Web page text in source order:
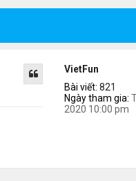
VietFun
Bài viết: 821
Ngày tham gia:
2020 10:00 pm